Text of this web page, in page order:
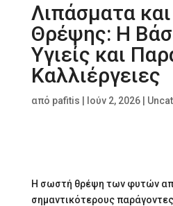
Λιπάσματα
Θρέψης: Η
Υγιείς και
Καλλιέργειες
από pafitis Ιούν 2, 2026|
Η σωστή θρέψη των φυτών
σημαντικότερους